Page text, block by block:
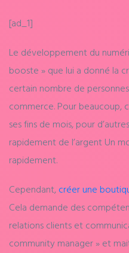
[ad_1]
Le développement du
booste » que lui a donné la
certain nombre de personnes
commerce. Pour beaucoup,
ses fins de mois, pour
rapidement de l’argent Un
rapidement.
Cependant, créer une
Cela demande des
relations clients et
community manager » et